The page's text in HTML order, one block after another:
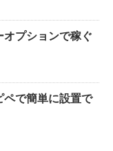
オプションで稼ぐ
ペで簡単に設置で